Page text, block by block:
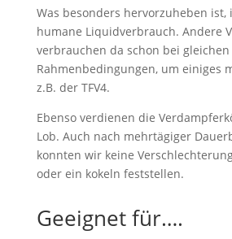
Was besonders hervorzuheben
humane Liquidverbrauch. Andere
verbrauchen da schon bei gleichen
Rahmenbedingungen, um einiges
z.B. der TFV4.
Ebenso verdienen die
Lob. Auch nach mehrtägiger
konnten wir keine
oder ein kokeln feststellen.
Geeignet für….